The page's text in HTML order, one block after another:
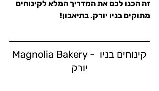
זה הכנו לכם את המדריך המלא לקינוחים
מתוקים בניו יורק. בתיאבון!
Magnolia Bakery - קינוחים בניו
יורק